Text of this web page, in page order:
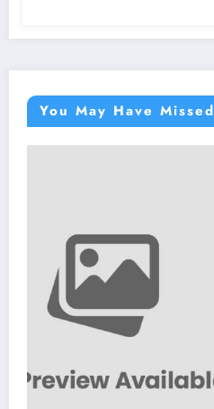
You May Have Missed